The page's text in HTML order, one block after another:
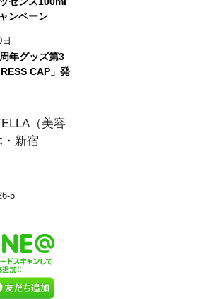
ンペーン
年グッズ第3
CAP」発
（美容
新宿
5